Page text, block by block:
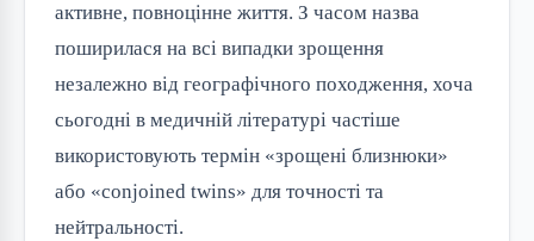
активне, повноцінне життя. З часом назва
поширилася на всі випадки зрощення
незалежно від географічного походження, хоча
сьогодні в медичній літературі частіше
використовують термін «зрощені близнюки»
або «conjoined twins» для точності та
нейтральності.